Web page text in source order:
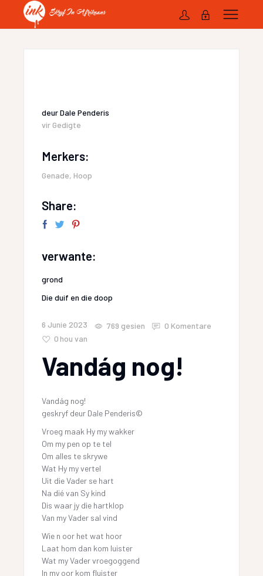
deurDale Penderis
vir Gedigte
Merkers:
Genade, Hoop
Share:
verwante:
grond
Die duif en die doop
6 Junie 2023 769 gesien
0 Komentare
0 hou van
Vandág nog!
Vandág nog!
geskryf deur Dale Penderis©
Vroeg maak Hy my wakker
Om my pen op te tel
Om alles te skrywe
Wat Hy my vertel
Uit die Vader se hart
Na dié van Sy kind
Dis waar jy die hartklop
Van my Vader sal vind
Wie n oor het wat hoor
Laat hom dan kom luister
Wat my Vader vroegoggend
In my oor kom fluister